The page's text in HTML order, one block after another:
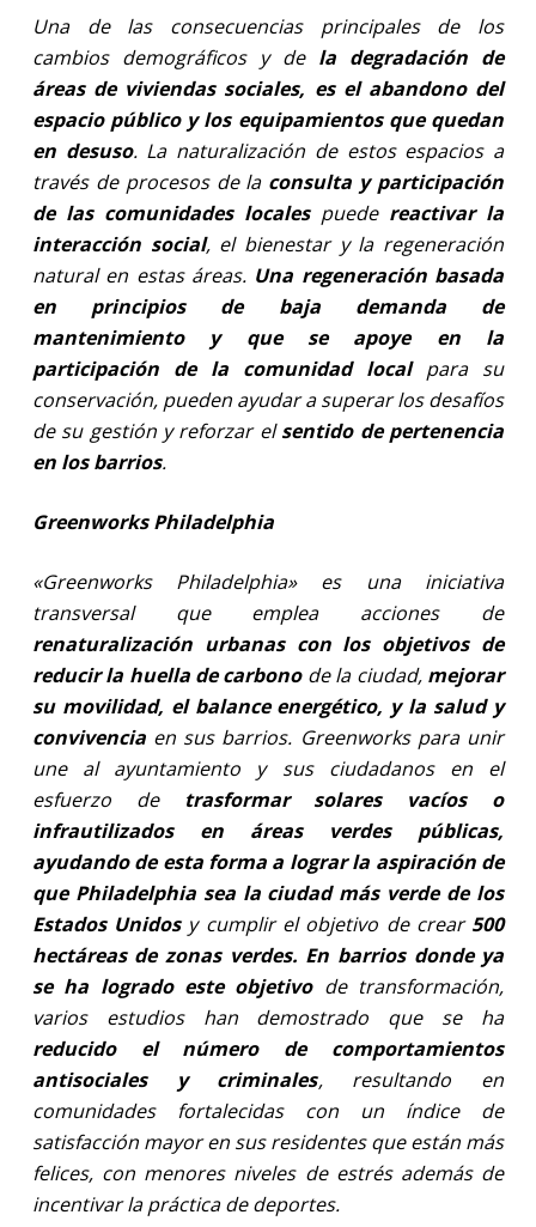
Una de las consecuencias principales de los
cambios demográficos y de la degradación de
áreas de viviendas sociales, es el abandono del
espacio público y los equipamientos que quedan
en desuso. La naturalización de estos espacios a
través de procesos de la consulta y participación
de las comunidades localespuede reactivar la
interacción social, el bienestar y la regeneración
natural en estas áreas. Una regeneración basada
en principios de baja demanda de
mantenimiento y que se apoye en la
participación de la comunidad localpara su
conservación, pueden ayudar a superar los desafíos
de su gestión y reforzar elsentido de pertenencia
en los barrios.
Greenworks Philadelphia
«Greenworks Philadelphia» es una iniciativa
transversal que emplea acciones de
renaturalización urbanas con los objetivos de
reducir la huella de carbonode la ciudad, mejorar
su movilidad, el balance energético, y la salud y
convivenciaen sus barrios. Greenworks para unir
une al ayuntamiento y sus ciudadanos en el
esfuerzo detrasformar solares vacíos o
infrautilizados en áreas verdes públicas,
ayudando de esta forma a lograr la aspiración de
que Philadelphia sea la ciudad más verde de los
Estados Unidosy cumplir el objetivo de crear 500
hectáreas de zonas verdes. En barrios donde ya
se ha logrado este objetivode transformación,
varios estudios han demostrado que se ha
reducido el número de comportamientos
antisociales y criminales, resultando en
comunidades fortalecidas con un índice de
satisfacción mayor en sus residentes que están más
felices, con menores niveles de estrés además de
incentivar la práctica de deportes.